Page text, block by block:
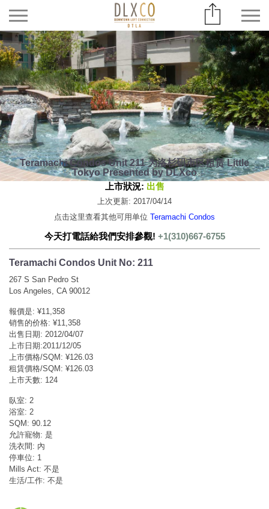
Teramachi Condos Unit 211 为洛杉矶市区租赁 Little
Tokyo Presented by DLXco
上市狀況: 出售
上次更新: 2017/04/14
点击这里查看其他可用单位 Teramachi Condos
今天打電話給我們安排參觀! +1(310)667-6755
Teramachi Condos Unit No: 211
267 S San Pedro St
Los Angeles, CA 90012
報價是: ¥11,358
销售的价格: ¥11,358
出售日期: 2012/04/07
上市日期:2011/12/05
上市價格/SQM: ¥126.03
租賃價格/SQM: ¥126.03
上市天數: 124
臥室: 2
浴室: 2
SQM: 90.12
允許寵物: 是
洗衣間: 內
停車位: 1
Mills Act: 不是
生活/工作: 不是